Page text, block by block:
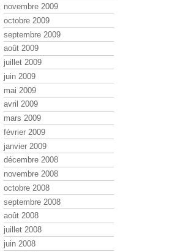
novembre 2009
octobre 2009
septembre 2009
août 2009
juillet 2009
juin 2009
mai 2009
avril 2009
mars 2009
février 2009
janvier 2009
décembre 2008
novembre 2008
octobre 2008
septembre 2008
août 2008
juillet 2008
juin 2008